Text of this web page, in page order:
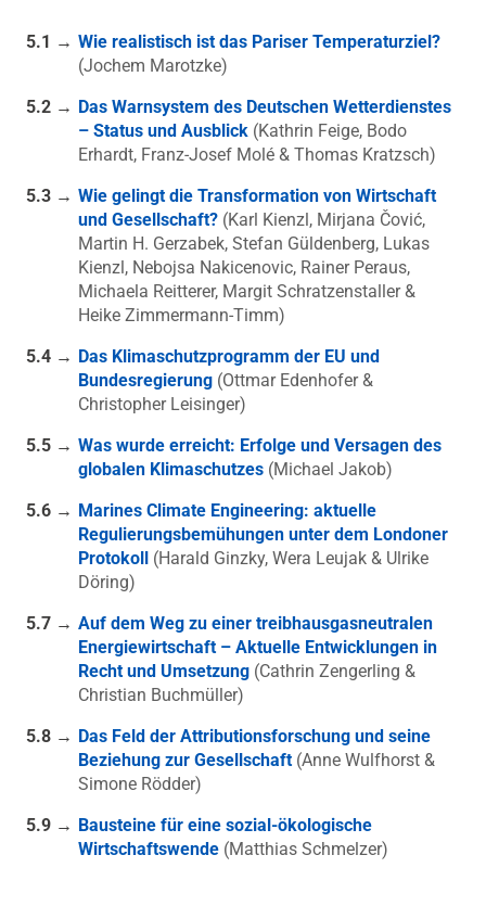
5.1 → Wie realistisch ist das Pariser Temperaturziel?
(Jochem Marotzke)
5.2 → Das Warnsystem des Deutschen Wetterdienstes
– Status und Ausblick (Kathrin Feige, Bodo
Erhardt, Franz-Josef Molé & Thomas Kratzsch)
5.3 → Wie gelingt die Transformation von Wirtschaft
und Gesellschaft? (Karl Kienzl, Mirjana Čović,
Martin H. Gerzabek, Stefan Güldenberg, Lukas
Kienzl, Nebojsa Nakicenovic, Rainer Peraus,
Michaela Reitterer, Margit Schratzenstaller &
Heike Zimmermann-Timm)
5.4 → Das Klimaschutzprogramm der EU und
Bundesregierung (Ottmar Edenhofer &
Christopher Leisinger)
5.5 → Was wurde erreicht: Erfolge und Versagen des
globalen Klimaschutzes (Michael Jakob)
5.6 → Marines Climate Engineering: aktuelle
Regulierungsbemühungen unter dem Londoner
Protokoll (Harald Ginzky, Wera Leujak & Ulrike
Döring)
5.7 → Auf dem Weg zu einer treibhausgasneutralen
Energiewirtschaft – Aktuelle Entwicklungen in
Recht und Umsetzung (Cathrin Zengerling &
Christian Buchmüller)
5.8 → Das Feld der Attributionsforschung und seine
Beziehung zur Gesellschaft (Anne Wulfhorst &
Simone Rödder)
5.9 → Bausteine für eine sozial-ökologische
Wirtschaftswende (Matthias Schmelzer)